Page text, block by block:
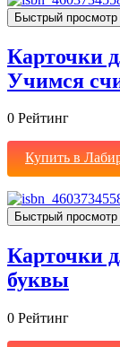
Быстрый просмотр
Карточки
Учимся
0 Рейтинг
Купить в
Быстрый просмотр
Карточки
буквы
0 Рейтинг